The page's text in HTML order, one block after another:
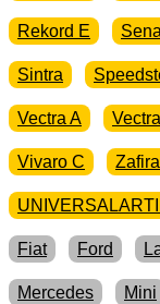
Rekord E
Sintra
Vectra A
Vivaro C
Fiat Ford
Mercedes Mini